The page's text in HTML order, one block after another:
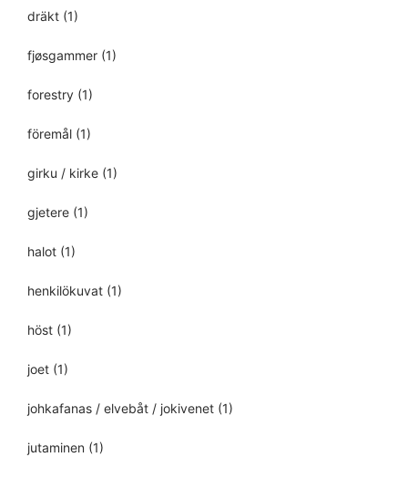
dräkt (1)
fjøsgammer (1)
forestry (1)
föremål (1)
girku / kirke (1)
gjetere (1)
halot (1)
henkilökuvat (1)
höst (1)
joet (1)
johkafanas / elvebåt / jokivenet (1)
jutaminen (1)